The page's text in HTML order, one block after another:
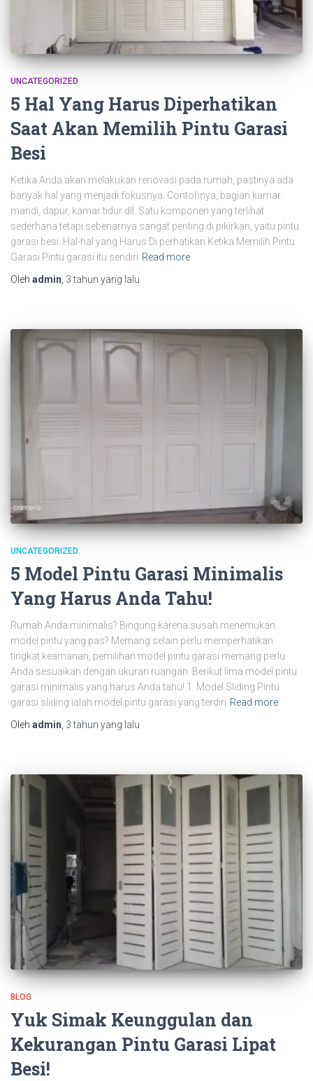
UNCATEGORIZED
5 Hal Yang Harus Diperhatikan
Saat Akan Memilih Pintu Garasi
Besi
Ketika Anda akan melakukan renovasi pada rumah, pastinya ada
banyak hal yang menjadi fokusnya. Contohnya, bagian kamar
mandi, dapur, kamar tidur dll. Satu komponen yang terlihat
sederhana tetapi sebenarnya sangat penting di pikirkan, yaitu pintu
garasi besi. Hal-hal yang Harus Di perhatikan Ketika Memilih Pintu
Garasi Pintu garasi itu sendiri Read more
Oleh admin 3 tahun yang lalu
UNCATEGORIZED
5 Model Pintu Garasi Minimalis
Yang Harus Anda Tahu!
Rumah Anda minimalis? Bingung karena susah menemukan
model pintu yang pas? Memang selain perlu memperhatikan
tingkat keamanan, pemilihan model pintu garasi memang perlu
Anda sesuaikan dengan ukuran ruangan. Berikut lima model pintu
garasi minimalis yang harus Anda tahu! 1. Model Sliding Pintu
garasi sliding ialah model pintu garasi yang terdiri Read more
Oleh admin, 3 tahun yang lalu
BLOG
Yuk Simak Keunggulan dan
Kekurangan Pintu Garasi Lipat
Besi!